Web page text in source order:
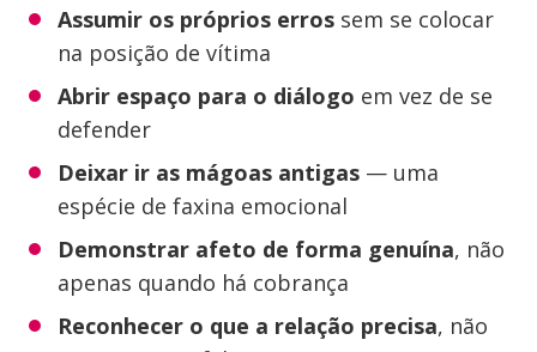
Assumir os próprios erros sem se colocar
na posição de vítima
Abrir espaço para o diálogo em vez de se
defender
Deixar ir as mágoas antigas — uma
espécie de faxina emocional
Demonstrar afeto de forma genuína, não
apenas quando há cobrança
Reconhecer o que a relação precisa, não